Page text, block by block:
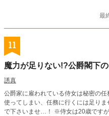
最
11
魔力が足りない!?公爵閣下
誘真
公爵家に雇われている侍女は秘密の
使ってしまい、任務に行くには足り
で下さいませ…！ ※侍女は20歳ですが、外見は13歳ぐらいの合法ロリです。 ※